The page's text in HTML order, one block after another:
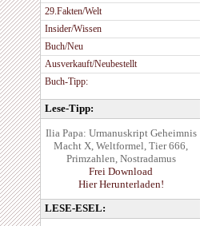
29.Fakten/Welt
Insider/Wissen
Buch/Neu
Ausverkauft/Neubestellt
Buch-Tipp:
Lese-Tipp:
Ilia Papa: Urmanuskript Geheimnis
Macht X, Weltformel, Tier 666,
Primzahlen, Nostradamus
Frei Download
Hier Herunterladen!
LESE-ESEL: